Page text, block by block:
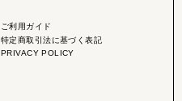
ご利用ガイド
特定商取引法に基づく表記
PRIVACY POLICY